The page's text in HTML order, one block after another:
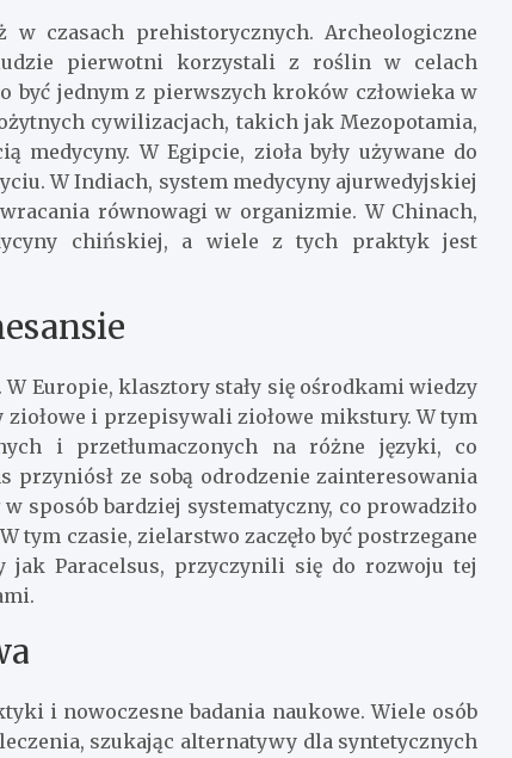
czasach prehistorycznych. Archeologiczne
pierwotni korzystali z roślin w celach
być jednym z pierwszych kroków człowieka w
cywilizacjach, takich jak Mezopotamia,
medycyny. W Egipcie, zioła były używane do
W Indiach, system medycyny ajurwedyjskiej
równowagi w organizmie. W Chinach,
chińskiej, a wiele z tych praktyk jest
Europie, klasztory stały się ośrodkami wiedzy
i przepisywali ziołowe mikstury. W tym
i przetłumaczonych na różne języki, co
przyniósł ze sobą odrodzenie zainteresowania
sposób bardziej systematyczny, co prowadziło
czasie, zielarstwo zaczęło być postrzegane
Paracelsus, przyczynili się do rozwoju tej
i nowoczesne badania naukowe. Wiele osób
szukając alternatywy dla syntetycznych